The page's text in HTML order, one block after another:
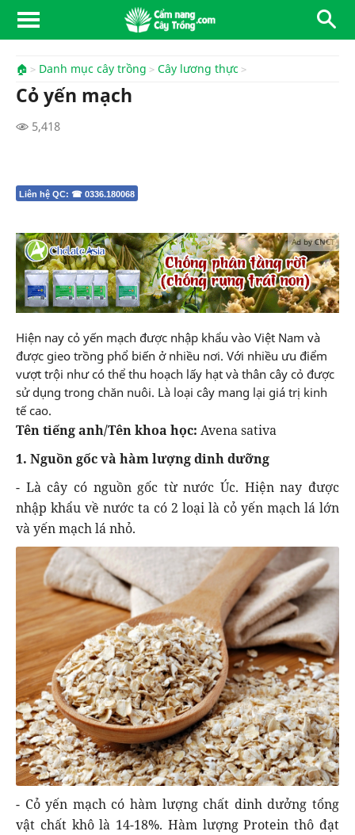
🏠 Danh mục cây trồng Cây lương thực
Cỏ yến mạch
5,418
Liên hệ QC: ☎ 0336.180068
Ad by CNCT
Hiện nay cỏ yến mạch được nhập khẩu vào Việt Nam và
được gieo trồng phổ biến ở nhiều nơi. Với nhiều ưu điểm
vượt trội như có thể thu hoạch lấy hạt và thân cây cỏ được
sử dụng trong chăn nuôi. Là loại cây mang lại giá trị kinh
tế cao.
Tên tiếng anh/Tên khoa học: Avena sativa
1. Nguồn gốc và hàm lượng dinh dưỡng
- Là cây có nguồn gốc từ nước Úc. Hiện nay được
nhập khẩu về nước ta có 2 loại là cỏ yến mạch lá lớn
và yến mạch lá nhỏ.
- Cỏ yến mạch có hàm lượng chất dinh dưởng tổng
vật chất khô là 14-18%. Hàm lượng Protein thô đạt